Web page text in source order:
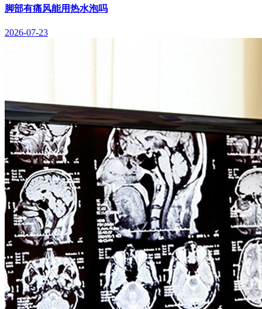
脚部有痛风能用热水泡吗
2026-07-23